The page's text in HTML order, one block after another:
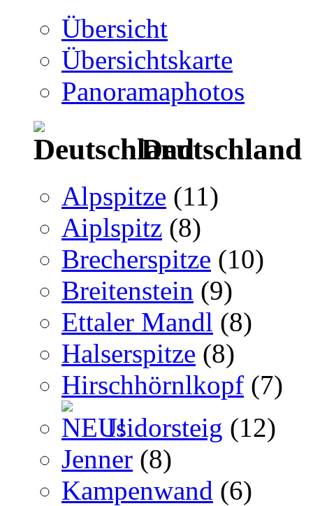
Übersicht
Übersichtskarte
Panoramaphotos
Deutschland
Alpspitze (11)
Aiplspitz (8)
Brecherspitze (10)
Breitenstein (9)
Ettaler Mandl (8)
Halserspitze (8)
Hirschhörnlkopf (7)
Isidorsteig (12)
Jenner (8)
Kampenwand (6)